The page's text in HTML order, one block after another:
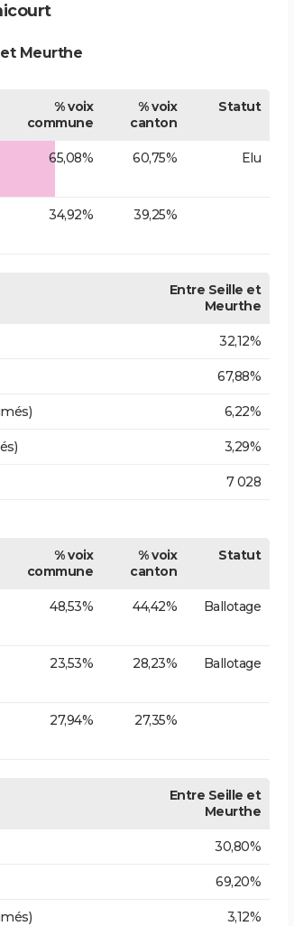
Meurthe
% voix
commune
% voix
canton
Statut
65,08% 60,75% Elu
34,92% 39,25%
Entre Seille et
Meurthe
32,12%
67,88%
6,22%
3,29%
7 028
% voix
commune
% voix
canton
Statut
48,53% 44,42% Ballotage
23,53% 28,23% Ballotage
27,94% 27,35%
Entre Seille et
Meurthe
30,80%
69,20%
3,12%